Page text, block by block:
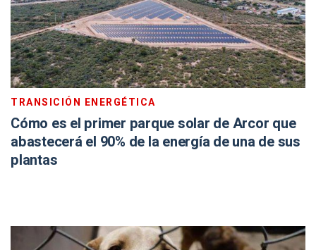
TRANSICIÓN ENERGÉTICA
Cómo es el primer parque solar de Arcor que
abastecerá el 90% de la energía de una de sus
plantas